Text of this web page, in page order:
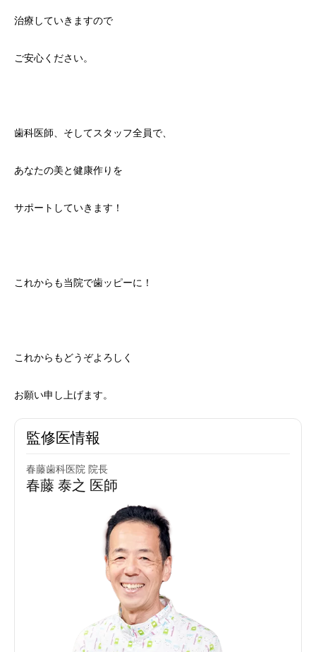
治療していきますので
ご安心ください。
歯科医師、そしてスタッフ全員で、
あなたの美と健康作りを
サポートしていきます！
これからも当院で歯ッピーに！
これからもどうぞよろしく
お願い申し上げます。
監修医情報
春藤歯科医院 院長
春藤 泰之 医師